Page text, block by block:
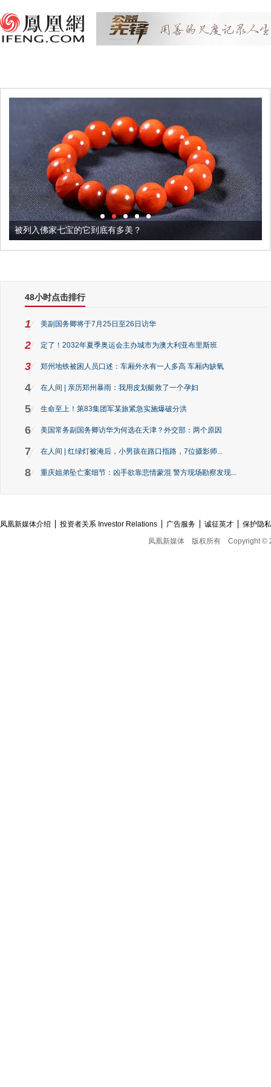
被列入佛家七宝的它到底有多美？
48小时点击排行
1 美副国务卿将于7月25日至26日访华
2 定了！2032年夏季奥运会主办城市为澳大利亚布里斯班
3 郑州地铁被困人员口述：车厢外水有一人多高 车厢内缺氧
4 在人间 | 亲历郑州暴雨：我用皮划艇救了一个孕妇
5 生命至上！第83集团军某旅紧急实施爆破分洪
6 美国常务副国务卿访华为何选在天津？外交部：两个原因
7 在人间 | 红绿灯被淹后，小男孩在路口指路，7位摄影师...
8 重庆姐弟坠亡案细节：凶手欲靠悲情蒙混 警方现场勘察发现...
凤凰新媒体介绍 投资者关系 Investor Relations 广告服务 诚征英才
保护隐
凤凰新媒体
版权所有 Copyright ©